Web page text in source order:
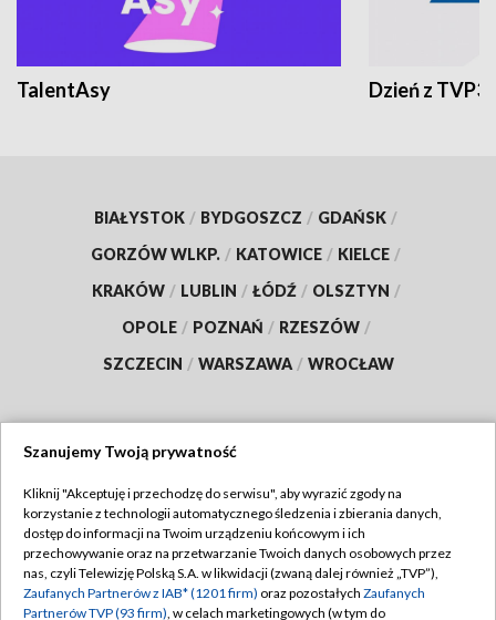
TalentAsy Dzień z TVP3
BIAŁYSTOK / BYDGOSZCZ / GDAŃSK /
GORZÓW WLKP. / KATOWICE / KIELCE /
KRAKÓW / LUBLIN / ŁÓDŹ / OLSZTYN /
OPOLE / POZNAŃ / RZESZÓW /
SZCZECIN / WARSZAWA / WROCŁAW
TVP
Abonament TVP
Emisja w TVP
Regulamin TVP
Polityka prywatności
Szanujemy Twoją prywatność
Kliknij "Akceptuję i przechodzę do serwisu", aby wyrazić zgody na
korzystanie z technologii automatycznego śledzenia i zbierania danych,
dostęp do informacji na Twoim urządzeniu końcowym i ich
przechowywanie oraz na przetwarzanie Twoich danych osobowych przez
nas, czyli Telewizję Polską S.A. w likwidacji (zwaną dalej również „TVP”),
Zaufanych Partnerów z IAB* (1201 firm) oraz pozostałych Zaufanych
Partnerów TVP (93 firm), w celach marketingowych (w tym do